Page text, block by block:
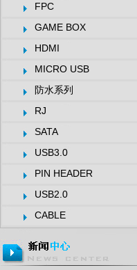
FPC
GAME BOX
HDMI
MICRO USB
防水系列
RJ
SATA
USB3.0
PIN HEADER
USB2.0
CABLE